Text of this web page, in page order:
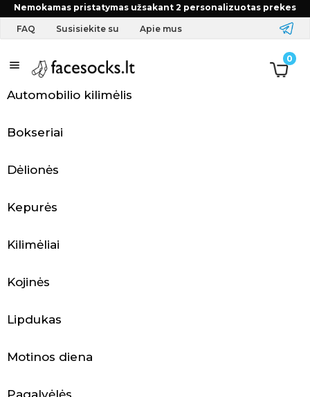
Nemokamas pristatymas užsakant 2 personalizuotas prekes
FAQ Susisiekite su Apie mus
0
Pradžia FAQ Kaip prižiūrėti kojines?
A
p
n
g
i
s
Antklodės
Automobilio kilimėlis
Bokseriai
Dėlionės
Kepurės
Kilimėliai
Kojinės
Lipdukas
Motinos diena
Pagalvėlės